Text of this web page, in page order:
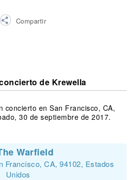
Compartir
de Krewella
concierto en San Francisco, CA,
30 de septiembre de 2017.
Warfield
Francisco, CA, 94102, Estados
Unidos